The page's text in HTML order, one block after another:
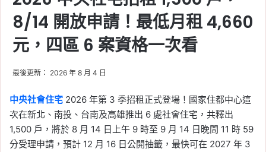
8/14 開放申請！最低月租 4,660
元，四區 6 案資格一次看
最後更新： 2026 年 8 月 4 日
中央社會住宅 2026 年第 3 季招租正式登場！國家住都中心這
次在新北、南投、台南及高雄推出 6 處社會住宅，共釋出
1,500 戶，將於 8 月 14 日上午 9 時至 9 月 14 日晚間 11 時 59
分受理申請，預計 12 月 16 日公開抽籤，最快可在 2027 年 3